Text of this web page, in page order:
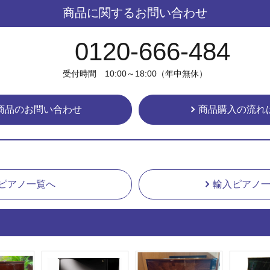
商品に関するお問い合わせ
0120-666-484
受付時間 10:00～18:00（年中無休）
品のお問い合わせ 商品購入の流れ
アノ一覧へ 輸入ピアノ